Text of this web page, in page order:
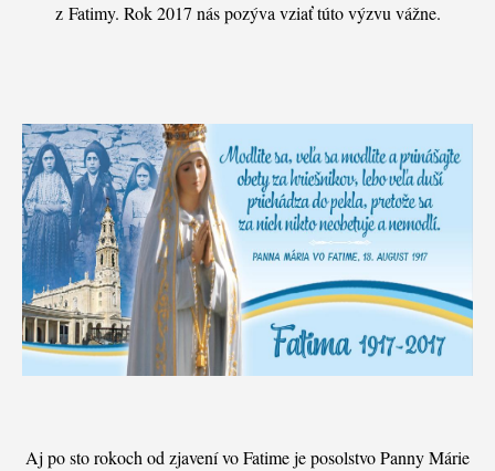
z Fatimy. Rok 2017 nás pozýva vziať túto výzvu vážne.
Aj po sto rokoch od zjavení vo Fatime je posolstvo Panny Márie